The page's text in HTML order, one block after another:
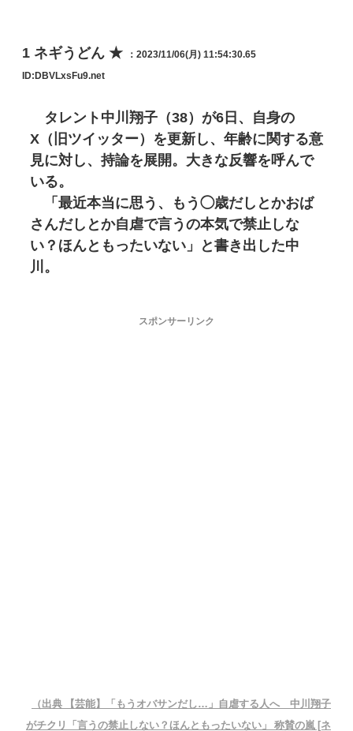
1 ネギうどん ★ ：2023/11/06(月) 11:54:30.65
ID:DBVLxsFu9.net
タレント中川翔子（38）が6日、自身の
X（旧ツイッター）を更新し、年齢に関する意
見に対し、持論を展開。大きな反響を呼んで
いる。
「最近本当に思う、もう◯歳だしとかおば
さんだしとか自虐で言うの本気で禁止しな
い？ほんともったいない」と書き出した中
川。
スポンサーリンク
（出典 【芸能】「もうオバサンだし…」自虐する人へ 中川翔子
がチクリ「言うの禁止しない？ほんともったいない」 称賛の嵐 [ネ